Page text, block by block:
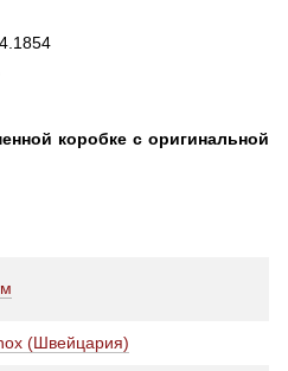
коробке с оригинальной
(Швейцария)